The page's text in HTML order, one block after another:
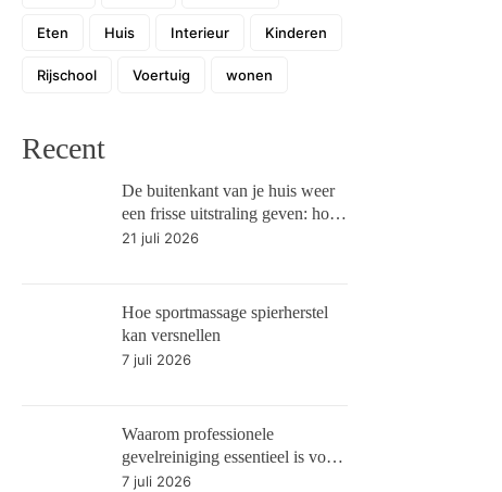
Eten Huis Interieur Kinderen
Rijschool Voertuig wonen
Recent
De buitenkant van je huis weer
een frisse uitstraling geven: hoe
pak je dit aan?
21 juli 2026
Hoe sportmassage spierherstel
kan versnellen
7 juli 2026
Waarom professionele
gevelreiniging essentieel is voor
gebouwonderhoud
7 juli 2026